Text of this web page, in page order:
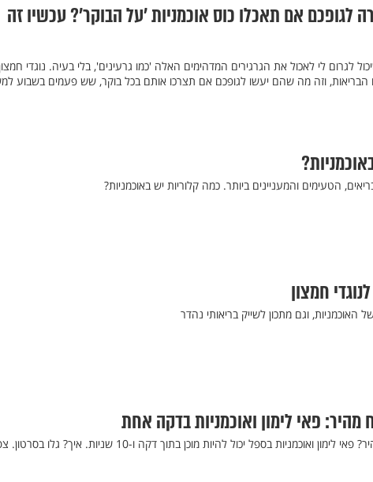
לגופכם אם תאכלו כוס אוכמניות 'על הבוקר'? עכשיו זה
לגרום לי לאכול את הגרגירים המדהימים האלה 'כמו גרעינים', בלי בעיה. נוגדי
וזה מה שהם יעשו לגופכם אם תצרכו אותם בכל בוקר, שש פעמים בשבוע
הטעימים והמעניינים ביותר. כמה קלוריות יש באוכמניות?
חמצון
האוכמניות, וגם מתכון לשייק בריאותי נהדר
מהיר: פאי לימון ואוכמניות בדקה אחת
ואוכמניות בספל יכול להיות מוכן בתוך דקה ו-10 שניות. איך? גלו בסרטון. צפו